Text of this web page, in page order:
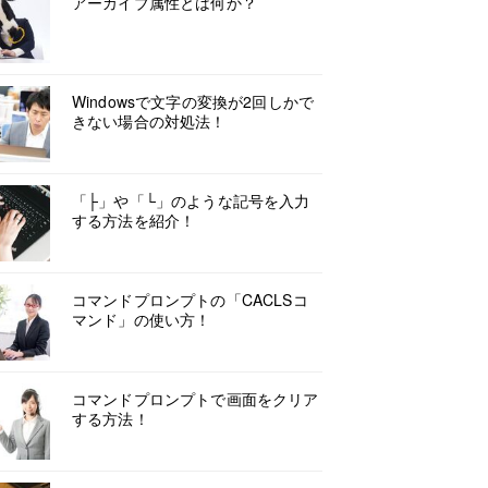
Windowsで文字の変換が2回しかで
きない場合の対処法！
「├」や「└」のような記号を入力
する方法を紹介！
コマンドプロンプトの「CACLSコ
マンド」の使い方！
コマンドプロンプトで画面をクリア
する方法！